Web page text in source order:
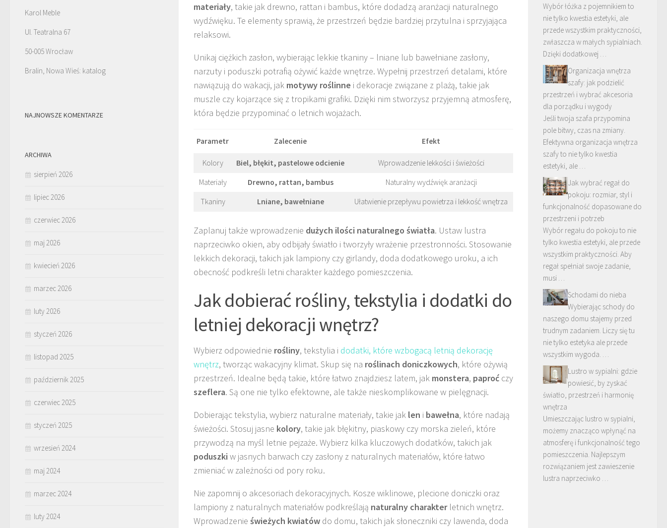
materiały, takie jak drewno, rattan i bambus, które dodadzą aranżacji naturalnego
wydźwięku. Te elementy sprawią, że przestrzeń będzie bardziej przytulna i sprzyjająca
relaksowi.
Unikaj ciężkich zasłon, wybierając lekkie tkaniny – lniane lub bawełniane zasłony,
narzuty i poduszki potrafią ożywić każde wnętrze. Wypełnij przestrzeń detalami, które
nawiązują do wakacji, jak motywy roślinne i dekoracje związane z plażą, takie jak
muszle czy kojarzące się z tropikami grafiki. Dzięki nim stworzysz przyjemną atmosferę,
która będzie przypominać o letnich wojażach.
Parametr Zalecenie Efekt
Kolory Biel, błękit, pastelowe odcienie Wprowadzenie lekkości i świeżości
Materiały Drewno, rattan, bambus Naturalny wydźwięk aranżacji
Tkaniny Lniane, bawełniane Ułatwienie przepływu powietrza i lekkość wnętrza
Zaplanuj także wprowadzenie dużych ilości naturalnego światła. Ustaw lustra
naprzeciwko okien, aby odbijały światło i tworzyły wrażenie przestronności. Stosowanie
lekkich dekoracji, takich jak lampiony czy girlandy, doda dodatkowego uroku, a ich
obecność podkreśli letni charakter każdego pomieszczenia.
Jak dobierać rośliny, tekstylia i dodatki do
letniej dekoracji wnętrz?
Wybierz odpowiednie rośliny, tekstylia i dodatki, które wzbogacą letnią dekorację
wnętrz, tworząc wakacyjny klimat. Skup się na roślinach doniczkowych, które ożywią
przestrzeń. Idealne będą takie, które łatwo znajdziesz latem, jak monstera, paproć czy
szeflera. Są one nie tylko efektowne, ale także nieskomplikowane w pielęgnacji.
Dobierając tekstylia, wybierz naturalne materiały, takie jak len i bawełna, które nadają
świeżości. Stosuj jasne kolory, takie jak błękitny, piaskowy czy morska zieleń, które
przywodzą na myśl letnie pejzaże. Wybierz kilka kluczowych dodatków, takich jak
poduszki w jasnych barwach czy zasłony z naturalnych materiałów, które łatwo
zmieniać w zależności od pory roku.
Nie zapomnij o akcesoriach dekoracyjnych. Kosze wiklinowe, plecione doniczki oraz
lampiony z naturalnych materiałów podkreślają naturalny charakterletnich wnętrz.
Wprowadzenie świeżych kwiatów do domu, takich jak słoneczniki czy lawenda, doda
Karol Meble
Ul. Teatralna 67
50-005 Wrocław
Bralin, Nowa Wieś: katalog
NAJNOWSZE KOMENTARZE
ARCHIWA
sierpień 2026
lipiec 2026
czerwiec 2026
maj 2026
kwiecień 2026
marzec 2026
luty 2026
styczeń 2026
listopad 2025
październik 2025
czerwiec 2025
styczeń 2025
wrzesień 2024
maj 2024
marzec 2024
luty 2024
Wybór łóżka z pojemnikiem to
nie tylko kwestia estetyki, ale
przede wszystkim praktyczności,
zwłaszcza w małych sypialniach.
Dzięki dodatkowej …
Organizacja wnętrza
szafy: jak podzielić
przestrzeń i wybrać akcesoria
dla porządku i wygody
Jeśli twoja szafa przypomina
pole bitwy, czas na zmiany.
Efektywna organizacja wnętrza
szafy to nie tylko kwestia
estetyki, ale …
Jak wybrać regał do
pokoju: rozmiar, styl i
funkcjonalność dopasowane do
przestrzeni i potrzeb
Wybór regału do pokoju to nie
tylko kwestia estetyki, ale przede
wszystkim praktyczności. Aby
regał spełniał swoje zadanie,
musi …
Schodami do nieba
Wybierając schody do
naszego domu stajemy przed
trudnym zadaniem. Liczy się tu
nie tylko estetyka ale przede
wszystkim wygoda. …
Lustro w sypialni: gdzie
powiesić, by zyskać
światło, przestrzeń i harmonię
wnętrza
Umieszczając lustro w sypialni,
możemy znacząco wpłynąć na
atmosferę i funkcjonalność tego
pomieszczenia. Najlepszym
rozwiązaniem jest zawieszenie
lustra naprzeciwko …